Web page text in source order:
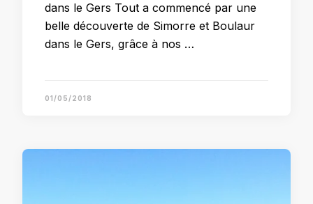
dans le Gers Tout a commencé par une
belle découverte de Simorre et Boulaur
dans le Gers, grâce à nos …
01/05/2018